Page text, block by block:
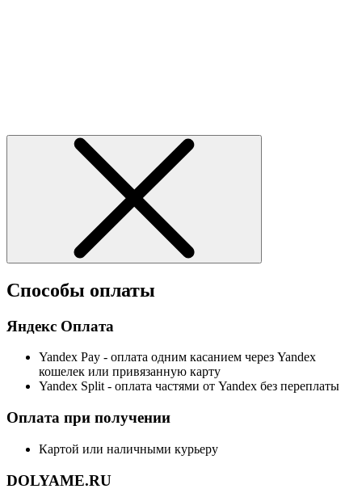
Способы оплаты
Яндекс Оплата
Yandex Pay - оплата одним касанием через Yandex
кошелек или привязанную карту
Yandex Split - оплата частями от Yandex без переплаты
Оплата при получении
Картой или наличными курьеру
DOLYAME.RU